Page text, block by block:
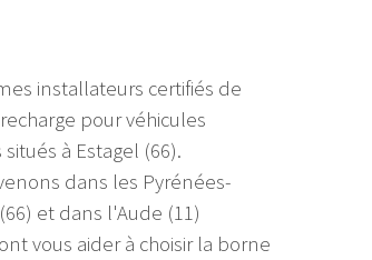
installateurs certifiés de
pour véhicules
à Estagel (66).
dans les Pyrénées-
et dans l'Aude (11)
vous aider à choisir la borne